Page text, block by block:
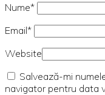
Nume*
Email*
Website
Salvează-mi
navigator pentru data